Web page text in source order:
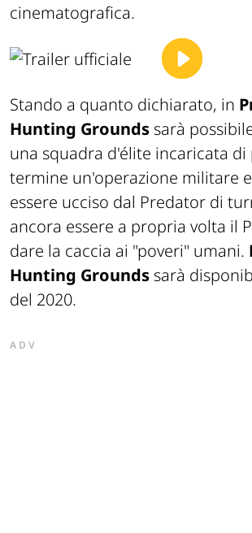
cinematografica.
Stando a quanto dichiarato, in
Hunting Grounds sarà
una squadra d'élite incaricata di
termine un'operazione militare
essere ucciso dal Predator di
ancora essere a propria volta il
dare la caccia ai "poveri" umani.
Hunting Grounds sarà
del 2020.
ADV